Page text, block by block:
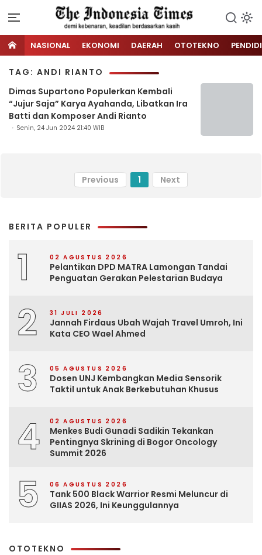
NASIONAL EKONOMI DAERAH OTOTEKNO
TAG: ANDI RIANTO
Dimas Supartono Populerkan Kembali
“Jujur Saja” Karya Ayahanda, Libatkan Ira
Batti dan Komposer Andi Rianto
Senin, 24 Jun 2024 21:40 WIB
Previous 1 Next
BERITA POPULER
1 02 AGUSTUS 2026
Pelantikan DPD MATRA Lamongan Tandai
Penguatan Gerakan Pelestarian Budaya
2 31 JULI 2026
Jannah Firdaus Ubah Wajah Travel Umroh, Ini
Kata CEO Wael Ahmed
3 05 AGUSTUS 2026
Dosen UNJ Kembangkan Media Sensorik
Taktil untuk Anak Berkebutuhan Khusus
4 02 AGUSTUS 2026
Menkes Budi Gunadi Sadikin Tekankan
Pentingnya Skrining di Bogor Oncology
Summit 2026
5 06 AGUSTUS 2026
Tank 500 Black Warrior Resmi Meluncur di
GIIAS 2026, Ini Keunggulannya
OTOTEKNO